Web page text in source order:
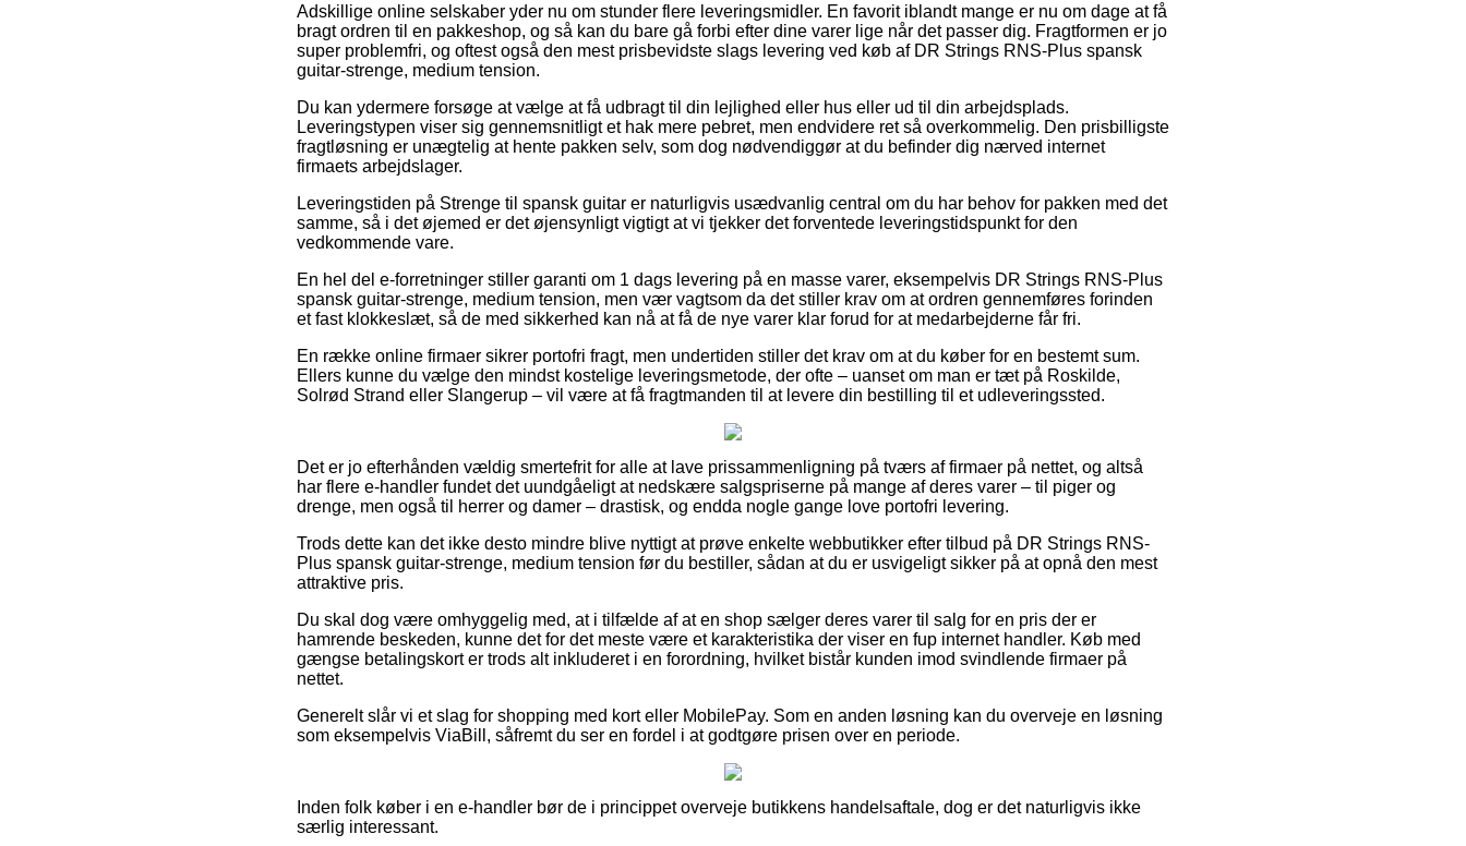
Adskillige online selskaber yder nu om stunder flere leveringsmidler. En favorit iblandt mange er nu om dage at få
bragt ordren til en pakkeshop, og så kan du bare gå forbi efter dine varer lige når det passer dig. Fragtformen er jo
super problemfri, og oftest også den mest prisbevidste slags levering ved køb af DR Strings RNS-Plus spansk
guitar-strenge, medium tension.
Du kan ydermere forsøge at vælge at få udbragt til din lejlighed eller hus eller ud til din arbejdsplads.
Leveringstypen viser sig gennemsnitligt et hak mere pebret, men endvidere ret så overkommelig. Den prisbilligste
fragtløsning er unægtelig at hente pakken selv, som dog nødvendiggør at du befinder dig nærved internet
firmaets arbejdslager.
Leveringstiden på Strenge til spansk guitar er naturligvis usædvanlig central om du har behov for pakken med det
samme, så i det øjemed er det øjensynligt vigtigt at vi tjekker det forventede leveringstidspunkt for den
vedkommende vare.
En hel del e-forretninger stiller garanti om 1 dags levering på en masse varer, eksempelvis DR Strings RNS-Plus
spansk guitar-strenge, medium tension, men vær vagtsom da det stiller krav om at ordren gennemføres forinden
et fast klokkeslæt, så de med sikkerhed kan nå at få de nye varer klar forud for at medarbejderne får fri.
En række online firmaer sikrer portofri fragt, men undertiden stiller det krav om at du køber for en bestemt sum.
Ellers kunne du vælge den mindst kostelige leveringsmetode, der ofte – uanset om man er tæt på Roskilde,
Solrød Strand eller Slangerup – vil være at få fragtmanden til at levere din bestilling til et udleveringssted.
Det er jo efterhånden vældig smertefrit for alle at lave prissammenligning på tværs af firmaer på nettet, og altså
har flere e-handler fundet det uundgåeligt at nedskære salgspriserne på mange af deres varer – til piger og
drenge, men også til herrer og damer – drastisk, og endda nogle gange love portofri levering.
Trods dette kan det ikke desto mindre blive nyttigt at prøve enkelte webbutikker efter tilbud på DR Strings RNS-
Plus spansk guitar-strenge, medium tension før du bestiller, sådan at du er usvigeligt sikker på at opnå den mest
attraktive pris.
Du skal dog være omhyggelig med, at i tilfælde af at en shop sælger deres varer til salg for en pris der er
hamrende beskeden, kunne det for det meste være et karakteristika der viser en fup internet handler. Køb med
gængse betalingskort er trods alt inkluderet i en forordning, hvilket bistår kunden imod svindlende firmaer på
nettet.
Generelt slår vi et slag for shopping med kort eller MobilePay. Som en anden løsning kan du overveje en løsning
som eksempelvis ViaBill, såfremt du ser en fordel i at godtgøre prisen over en periode.
Inden folk køber i en e-handler bør de i princippet overveje butikkens handelsaftale, dog er det naturligvis ikke
særlig interessant.